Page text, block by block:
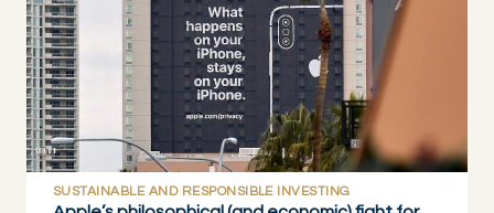
SUSTAINABLE AND RESPONSIBLE INVESTING